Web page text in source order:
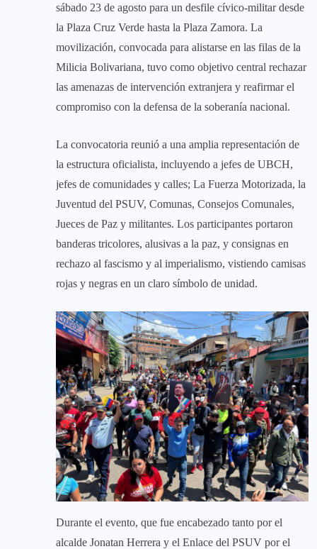
sábado 23 de agosto para un desfile cívico-militar desde
la Plaza Cruz Verde hasta la Plaza Zamora. La
movilización, convocada para alistarse en las filas de la
Milicia Bolivariana, tuvo como objetivo central rechazar
las amenazas de intervención extranjera y reafirmar el
compromiso con la defensa de la soberanía nacional.
La convocatoria reunió a una amplia representación de
la estructura oficialista, incluyendo a jefes de UBCH,
jefes de comunidades y calles; La Fuerza Motorizada, la
Juventud del PSUV, Comunas, Consejos Comunales,
Jueces de Paz y militantes. Los participantes portaron
banderas tricolores, alusivas a la paz, y consignas en
rechazo al fascismo y al imperialismo, vistiendo camisas
rojas y negras en un claro símbolo de unidad.
Durante el evento, que fue encabezado tanto por el
alcalde Jonatan Herrera y el Enlace del PSUV por el